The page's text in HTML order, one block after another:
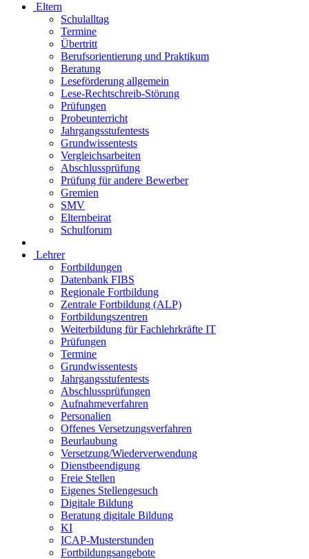
Eltern
Schulalltag
Termine
Übertritt
Berufsorientierung und Praktikum
Beratung
Leseförderung allgemein
Lese-Rechtschreib-Störung
Prüfungen
Probeunterricht
Jahrgangsstufentests
Grundwissentests
Vergleichsarbeiten
Abschlussprüfung
Prüfung für andere Bewerber
Gremien
SMV
Elternbeirat
Schulforum
Lehrer
Fortbildungen
Datenbank FIBS
Regionale Fortbildung
Zentrale Fortbildung (ALP)
Fortbildungszentren
Weiterbildung für Fachlehrkräfte IT
Prüfungen
Termine
Grundwissentests
Jahrgangsstufentests
Abschlussprüfungen
Aufnahmeverfahren
Personalien
Offenes Versetzungsverfahren
Beurlaubung
Versetzung/Wiederverwendung
Dienstbeendigung
Freie Stellen
Eigenes Stellengesuch
Digitale Bildung
Beratung digitale Bildung
KI
ICAP-Musterstunden
Fortbildungsangebote